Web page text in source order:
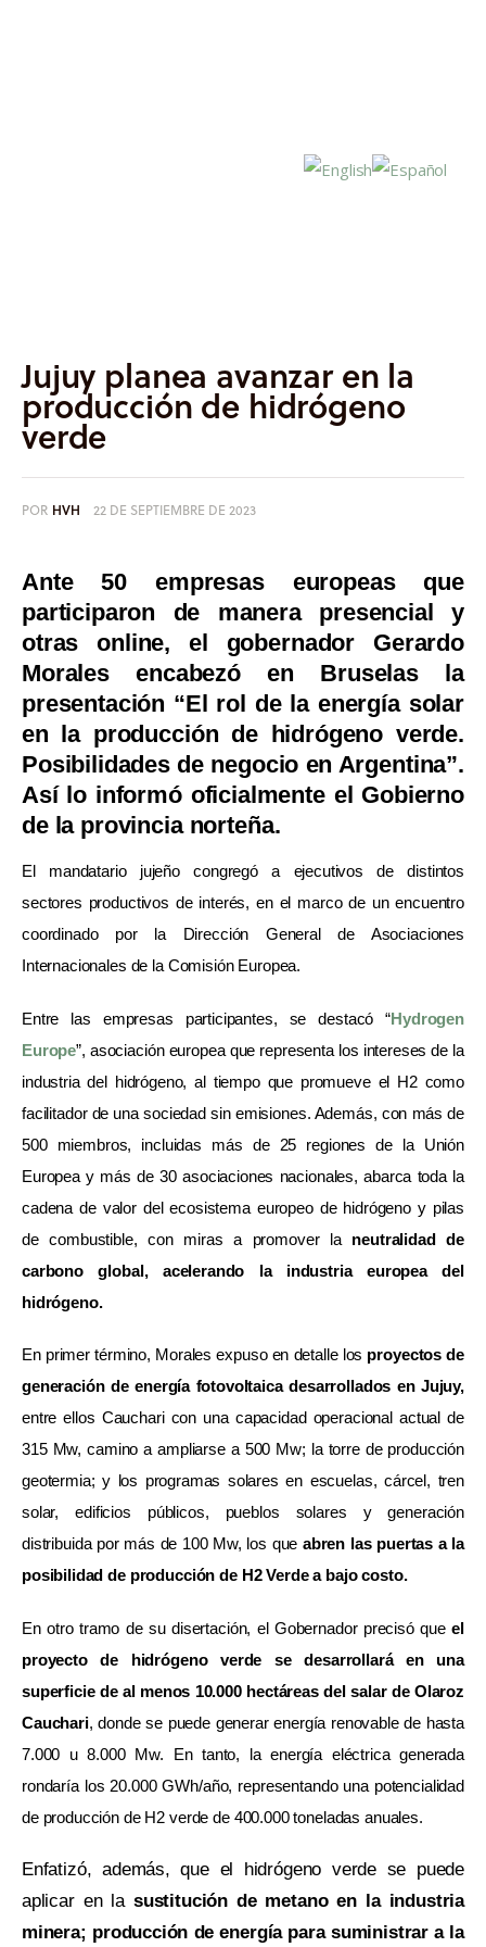
Investigación
Proyectos
Informes
Jujuy planea avanzar en la
producción de hidrógeno
verde
POR HVH 22 DE SEPTIEMBRE DE 2023
Ante 50 empresas europeas que
participaron de manera presencial y
otras online, el gobernador Gerardo
Morales encabezó en Bruselas la
presentación “El rol de la energía solar
en la producción de hidrógeno verde.
Posibilidades de negocio en Argentina”.
Así lo informó oficialmente el Gobierno
de la provincia norteña.
El mandatario jujeño congregó a ejecutivos de distintos
sectores productivos de interés, en el marco de un encuentro
coordinado por la Dirección General de Asociaciones
Internacionales de la Comisión Europea.
Entre las empresas participantes, se destacó “Hydrogen
Europe”, asociación europea que representa los intereses de la
industria del hidrógeno, al tiempo que promueve el H2 como
facilitador de una sociedad sin emisiones. Además, con más de
500 miembros, incluidas más de 25 regiones de la Unión
Europea y más de 30 asociaciones nacionales, abarca toda la
cadena de valor del ecosistema europeo de hidrógeno y pilas
de combustible, con miras a promover la neutralidad de
carbono global, acelerando la industria europea del
hidrógeno.
En primer término, Morales expuso en detalle los proyectos de
generación de energía fotovoltaica desarrollados en Jujuy,
entre ellos Cauchari con una capacidad operacional actual de
315 Mw, camino a ampliarse a 500 Mw; la torre de producción
geotermia; y los programas solares en escuelas, cárcel, tren
solar, edificios públicos, pueblos solares y generación
distribuida por más de 100 Mw, los que abren las puertas a la
posibilidad de producción de H2 Verde a bajo costo.
En otro tramo de su disertación, el Gobernador precisó queel
proyecto de hidrógeno verde se desarrollará en una
superficie de al menos 10.000 hectáreas del salar de Olaroz
Cauchari, donde se puede generar energía renovable de hasta
7.000 u 8.000 Mw. En tanto, la energía eléctrica generada
rondaría los 20.000 GWh/año, representando una potencialidad
de producción de H2 verde de 400.000 toneladas anuales.
Enfatizó, además, que el hidrógeno verde se puede
aplicar en lasustitución de metano en la industria
minera; producción de energía para suministrar a la